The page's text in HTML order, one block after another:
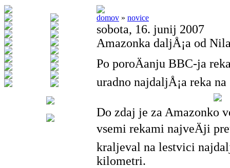
domov » novice
sobota, 16. junij 2007
Amazonka daljÅ¡a od
Po poroÄanju BBC-ja
uradno najdaljÅ¡a reka na
Do zdaj je za Amazonko
vsemi rekami najveÄji
kraljeval na lestvici
kilometri.